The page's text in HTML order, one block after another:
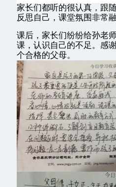
家长们都听的很认真，跟
反思自己，课堂氛围非常融
课后，家长们纷纷给孙老
课，认识自己的不足。感
个合格的父母。